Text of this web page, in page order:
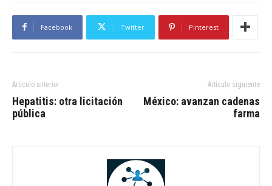
Facebook Twitter Pinterest
Artículo anterior
Hepatitis: otra licitación
pública
Artículo siguiente
México: avanzan cadenas
farma